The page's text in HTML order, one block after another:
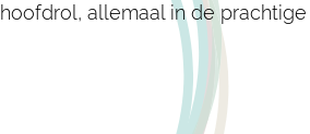
hoofdrol, allemaal in de prachtige